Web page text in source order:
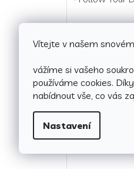
Vítejte v našem
vážíme si vašeho
používáme cookies.
nabídnout vše, co vás
Nastavení
69 Kč